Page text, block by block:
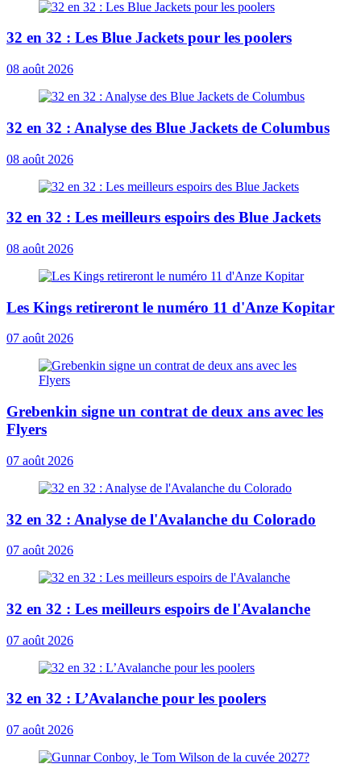
32 en 32 : Les Blue Jackets pour les poolers
08 août 2026
32 en 32 : Analyse des Blue Jackets de Columbus
08 août 2026
32 en 32 : Les meilleurs espoirs des Blue Jackets
08 août 2026
Les Kings retireront le numéro 11 d'Anze Kopitar
07 août 2026
Grebenkin signe un contrat de deux ans avec les
Flyers
07 août 2026
32 en 32 : Analyse de l'Avalanche du Colorado
07 août 2026
32 en 32 : Les meilleurs espoirs de l'Avalanche
07 août 2026
32 en 32 : L’Avalanche pour les poolers
07 août 2026